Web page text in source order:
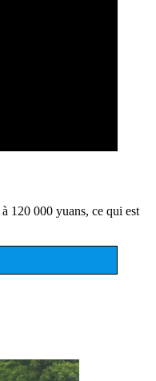
120 000 yuans, ce qui est